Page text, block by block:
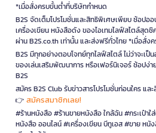
*เมื่อสั่งครบขั้นต่ำที่บริษัทกำหนด
B2S จัดเต็มโปรโมชั่นและสิทธิพิเศษเพียบ ช้อปอ
เครื่องเขียน หนังสือดัง ของไอเทมไลฟ์สไตล์สุ
ผ่าน B2S.co.th เท่านั้น และส่งฟรีทั่วไทย *เมื่อสั่
B2S มีทุกอย่างตอบโจทย์ทุกไลฟ์สไตล์ ไม่ว่าจะเป็
ของเล่นเสริมพัฒนาการ หรือเฟอร์นิเจอร์ ช้อปง่
B2S
สมัคร B2S Club รับข่าวสารโปรโมชั่นก่อนใคร แล
👉 สมัครสมาชิกเลย!
#ร้านหนังสือ #ร้านขายหนังสือ ใกล้ฉัน #กระเป๋า
หนังสือ ออนไลน์ #เครื่องเขียน บีทูเอส #ขาย หนั